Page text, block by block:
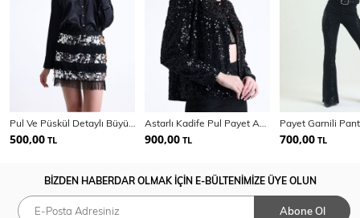
500,00 TL 900,00 TL 700,00 TL
BİZDEN HABERDAR OLMAK İÇİN E-BÜLTENİMİZE ÜYE OLUN
Abone Ol